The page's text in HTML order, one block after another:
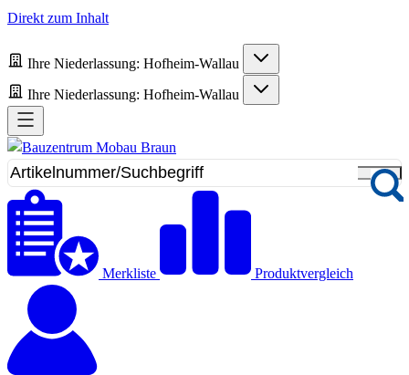
Direkt zum Inhalt
Ihre Niederlassung: Hofheim-Wallau
Ihre Niederlassung: Hofheim-Wallau
Merkliste Produktvergleich